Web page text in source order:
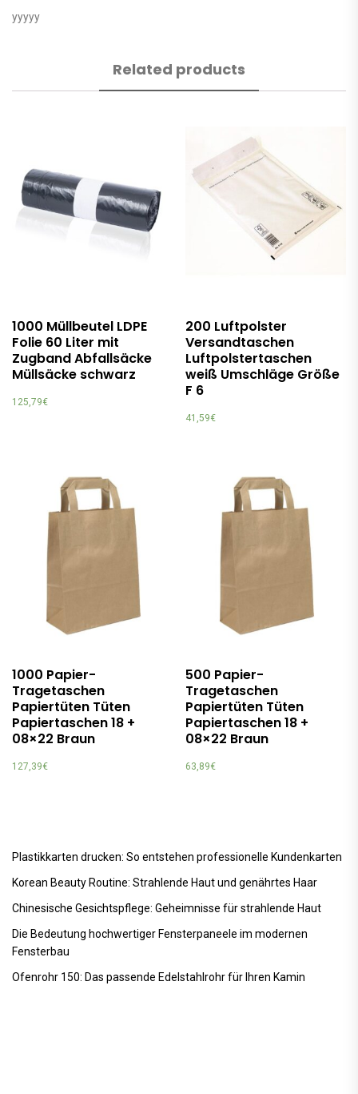
yyyyy
Related products
1000 Müllbeutel LDPE
Folie 60 Liter mit
Zugband Abfallsäcke
Müllsäcke schwarz
125,79€
200 Luftpolster
Versandtaschen
Luftpolstertaschen
weiß Umschläge Größe
F 6
41,59€
1000 Papier-
Tragetaschen
Papiertüten Tüten
Papiertaschen 18 +
08×22 Braun
127,39€
500 Papier-
Tragetaschen
Papiertüten Tüten
Papiertaschen 18 +
08×22 Braun
63,89€
Plastikkarten drucken: So entstehen professionelle Kundenkarten
Korean Beauty Routine: Strahlende Haut und genährtes Haar
Chinesische Gesichtspflege: Geheimnisse für strahlende Haut
Die Bedeutung hochwertiger Fensterpaneele im modernen
Fensterbau
Ofenrohr 150: Das passende Edelstahlrohr für Ihren Kamin